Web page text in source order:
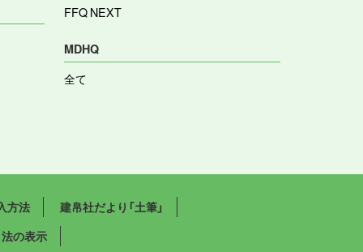
FFQ NEXT
MDHQ
全て
方法
建帛社だより「土筆」
の表示